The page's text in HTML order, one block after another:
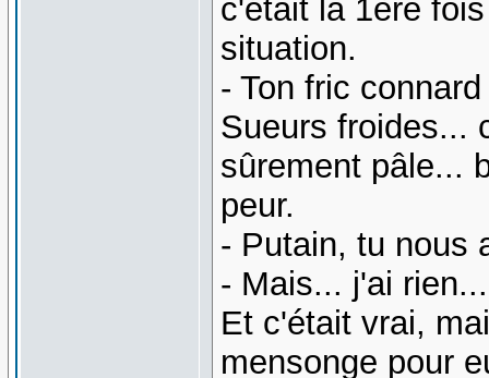
c'était la 1ère
situation.
- Ton fric
Sueurs froides...
sûrement pâle...
peur.
- Putain, tu nous
- Mais... j'ai rien...
Et c'était vrai,
mensonge pour